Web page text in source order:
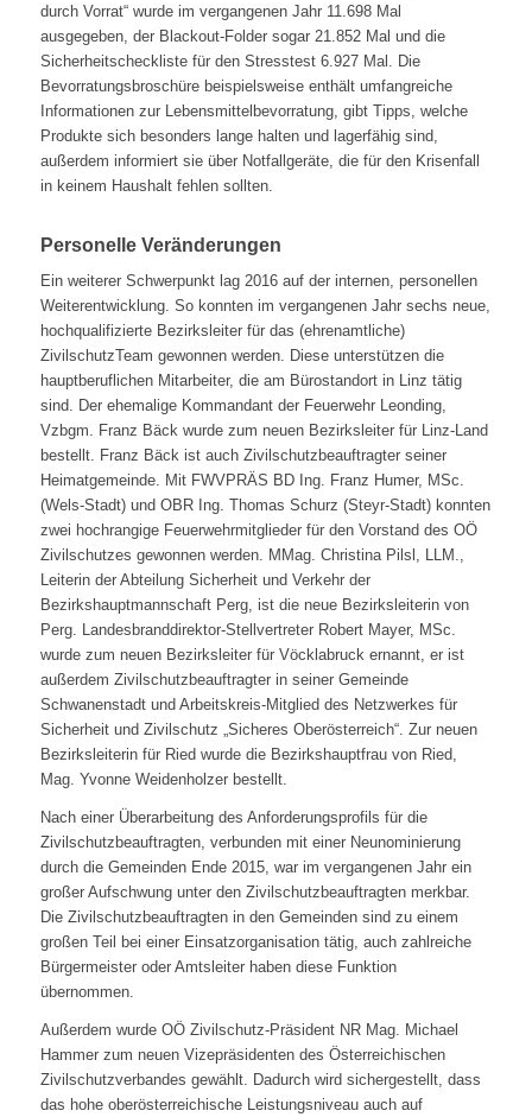
durch Vorrat“ wurde im vergangenen Jahr 11.698 Mal
ausgegeben, der Blackout-Folder sogar 21.852 Mal und die
Sicherheitscheckliste für den Stresstest 6.927 Mal. Die
Bevorratungsbroschüre beispielsweise enthält umfangreiche
Informationen zur Lebensmittelbevorratung, gibt Tipps, welche
Produkte sich besonders lange halten und lagerfähig sind,
außerdem informiert sie über Notfallgeräte, die für den Krisenfall
in keinem Haushalt fehlen sollten.
Personelle Veränderungen
Ein weiterer Schwerpunkt lag 2016 auf der internen, personellen
Weiterentwicklung. So konnten im vergangenen Jahr sechs neue,
hochqualifizierte Bezirksleiter für das (ehrenamtliche)
ZivilschutzTeam gewonnen werden. Diese unterstützen die
hauptberuflichen Mitarbeiter, die am Bürostandort in Linz tätig
sind. Der ehemalige Kommandant der Feuerwehr Leonding,
Vzbgm. Franz Bäck wurde zum neuen Bezirksleiter für Linz-Land
bestellt. Franz Bäck ist auch Zivilschutzbeauftragter seiner
Heimatgemeinde. Mit FWVPRÄS BD Ing. Franz Humer, MSc.
(Wels-Stadt) und OBR Ing. Thomas Schurz (Steyr-Stadt) konnten
zwei hochrangige Feuerwehrmitglieder für den Vorstand des OÖ
Zivilschutzes gewonnen werden. MMag. Christina Pilsl, LLM.,
Leiterin der Abteilung Sicherheit und Verkehr der
Bezirkshauptmannschaft Perg, ist die neue Bezirksleiterin von
Perg. Landesbranddirektor-Stellvertreter Robert Mayer, MSc.
wurde zum neuen Bezirksleiter für Vöcklabruck ernannt, er ist
außerdem Zivilschutzbeauftragter in seiner Gemeinde
Schwanenstadt und Arbeitskreis-Mitglied des Netzwerkes für
Sicherheit und Zivilschutz „Sicheres Oberösterreich“. Zur neuen
Bezirksleiterin für Ried wurde die Bezirkshauptfrau von Ried,
Mag. Yvonne Weidenholzer bestellt.
Nach einer Überarbeitung des Anforderungsprofils für die
Zivilschutzbeauftragten, verbunden mit einer Neunominierung
durch die Gemeinden Ende 2015, war im vergangenen Jahr ein
großer Aufschwung unter den Zivilschutzbeauftragten merkbar.
Die Zivilschutzbeauftragten in den Gemeinden sind zu einem
großen Teil bei einer Einsatzorganisation tätig, auch zahlreiche
Bürgermeister oder Amtsleiter haben diese Funktion
übernommen.
Außerdem wurde OÖ Zivilschutz-Präsident NR Mag. Michael
Hammer zum neuen Vizepräsidenten des Österreichischen
Zivilschutzverbandes gewählt. Dadurch wird sichergestellt, dass
das hohe oberösterreichische Leistungsniveau auch auf